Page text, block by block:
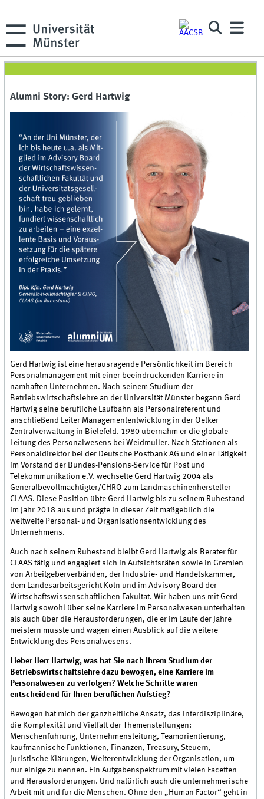
Alumni Story: Gerd Hartwig
Gerd Hartwig ist eine herausragende Persönlichkeit im Bereich
Personalmanagement mit einer beeindruckenden Karriere in
namhaften Unternehmen. Nach seinem Studium der
Betriebswirtschaftslehre an der Universität Münster begann Gerd
Hartwig seine berufliche Laufbahn als Personalreferent und
anschließend Leiter Managemententwicklung in der Oetker
Zentralverwaltung in Bielefeld. 1980 übernahm er die globale
Leitung des Personalwesens bei Weidmüller. Nach Stationen als
Personaldirektor bei der Deutsche Postbank AG und einer Tätigkeit
im Vorstand der Bundes-Pensions-Service für Post und
Telekommunikation e.V. wechselte Gerd Hartwig 2004 als
Generalbevollmächtigter/CHRO zum Landmaschinenhersteller
CLAAS. Diese Position übte Gerd Hartwig bis zu seinem Ruhestand
im Jahr 2018 aus und prägte in dieser Zeit maßgeblich die
weltweite Personal- und Organisationsentwicklung des
Unternehmens.
Auch nach seinem Ruhestand bleibt Gerd Hartwig als Berater für
CLAAS tätig und engagiert sich in Aufsichtsräten sowie in Gremien
von Arbeitgeberverbänden, der Industrie- und Handelskammer,
dem Landesarbeitsgericht Köln und im Advisory Board der
Wirtschaftswissenschaftlichen Fakultät. Wir haben uns mit Gerd
Hartwig sowohl über seine Karriere im Personalwesen unterhalten
als auch über die Herausforderungen, die er im Laufe der Jahre
meistern musste und wagen einen Ausblick auf die weitere
Entwicklung des Personalwesens.
Lieber Herr Hartwig, was hat Sie nach Ihrem Studium der
Betriebswirtschaftslehre dazu bewogen, eine Karriere im
Personalwesen zu verfolgen? Welche Schritte waren
entscheidend für Ihren beruflichen Aufstieg?
Bewogen hat mich der ganzheitliche Ansatz, das Interdisziplinäre,
die Komplexität und Vielfalt der Themenstellungen:
Menschenführung, Unternehmensleitung, Teamorientierung,
kaufmännische Funktionen, Finanzen, Treasury, Steuern,
juristische Klärungen, Weiterentwicklung der Organisation, um
nur einige zu nennen. Ein Aufgabenspektrum mit vielen Facetten
und Herausforderungen. Und natürlich auch die unternehmerische
Arbeit mit und für die Menschen. Ohne den „Human Factor“ geht in